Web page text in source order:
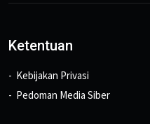
Ketentuan
Kebijakan Privasi
Pedoman Media Siber